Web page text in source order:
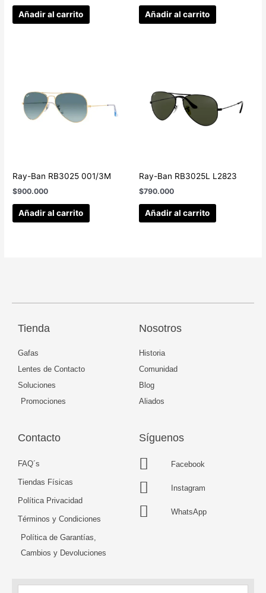
Añadir al carrito Añadir al carrito
Ray-Ban RB3025 001/3M
$900.000
Añadir al carrito
Ray-Ban RB3025L L2823
$790.000
Añadir al carrito
Tienda
Gafas
Lentes de Contacto
Soluciones
Promociones
Nosotros
Historia
Comunidad
Blog
Aliados
Contacto
FAQ´s
Tiendas Físicas
Política Privacidad
Términos y Condiciones
Política de Garantías,
Cambios y Devoluciones
Síguenos
Facebook
Instagram
WhatsApp